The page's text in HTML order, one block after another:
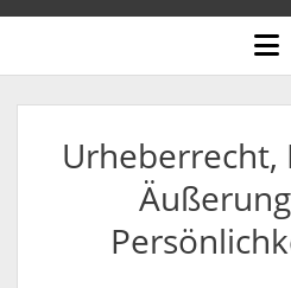
AGB
BLOG
KONTAKT /
open
menu
Urheberrecht,